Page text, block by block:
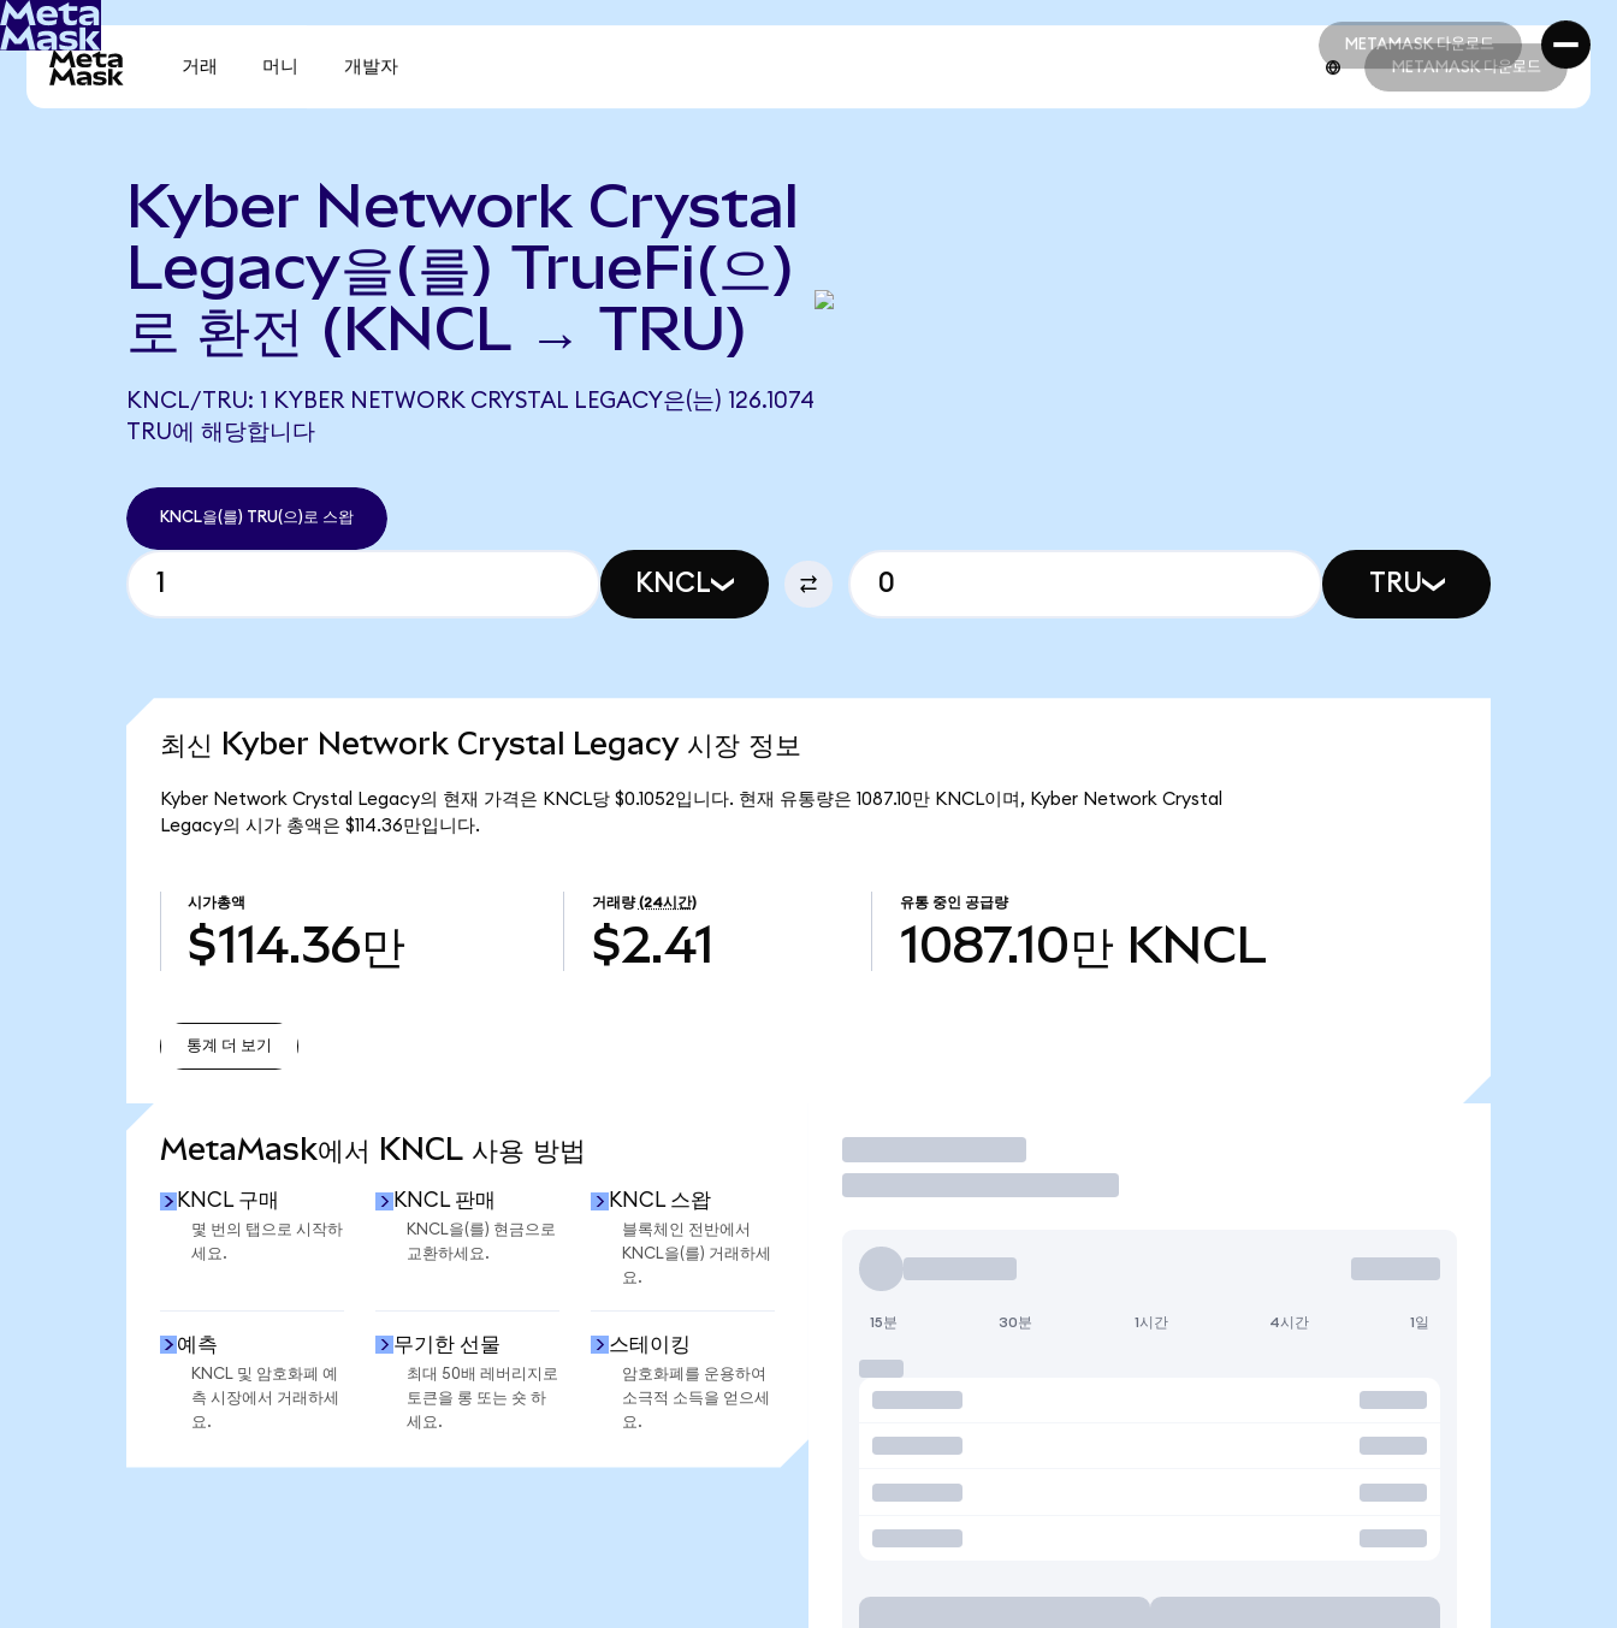
METAMASK 다운로드
METAMASK 다운로드
거래 머니 개발자 METAMASK 다운로드
Kyber Network Crystal
Legacy을(를) TrueFi(으)
로 환전 (KNCL → TRU)
KNCL/TRU: 1 KYBER NETWORK CRYSTAL LEGACY은(는) 126.1074
TRU에 해당합니다
KNCL을(를) TRU(으)로 스왑
KNCL TRU
최신 Kyber Network Crystal Legacy 시장 정보
Kyber Network Crystal Legacy의 현재 가격은 KNCL당 $0.1052입니다. 현재 유통량은 1087.10만 KNCL이며, Kyber Network Crystal
Legacy의 시가 총액은 $114.36만입니다.
시가총액
$114.36만
거래량 (24시간)
$2.41
유통 중인 공급량
1087.10만 KNCL
통계 더 보기
MetaMask에서 KNCL 사용 방법
KNCL 구매
몇 번의 탭으로 시작하
세요.
KNCL 판매
KNCL을(를) 현금으로
교환하세요.
KNCL 스왑
블록체인 전반에서
KNCL을(를) 거래하세
요.
예측
KNCL 및 암호화폐 예
측 시장에서 거래하세
요.
무기한 선물
최대 50배 레버리지로
토큰을 롱 또는 숏 하
세요.
스테이킹
암호화폐를 운용하여
소극적 소득을 얻으세
요.
거래
15분 30분 1시간 4시간 1일